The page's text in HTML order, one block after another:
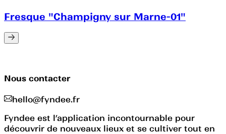
Fresque "Champigny sur Marne-01"
Nous contacter
hello@fyndee.fr
Fyndee est l’application incontournable pour
découvrir de nouveaux lieux et se cultiver tout en